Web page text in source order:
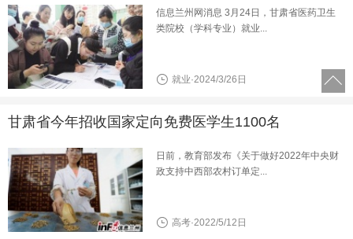
信息兰州网消息 3月24日，甘肃省医药卫生
类院校（学科专业）就业...
就业·2024/3/26日
甘肃省今年招收国家定向免费医学生1100名
日前，教育部发布《关于做好2022年中央财
政支持中西部农村订单定...
高考·2022/5/12日